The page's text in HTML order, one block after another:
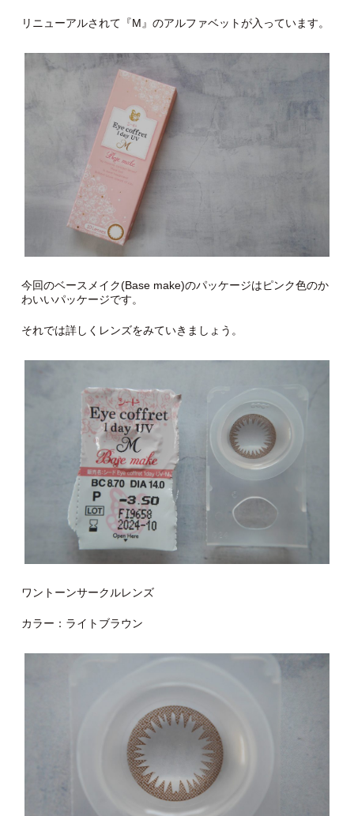
リニューアルされて『M』のアルファベットが入っています。
今回のベースメイク(Base make)のパッケージはピンク色のか
わいいパッケージです。
それでは詳しくレンズをみていきましょう。
ワントーンサークルレンズ
カラー：ライトブラウン